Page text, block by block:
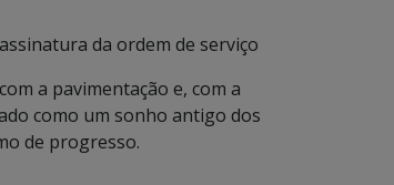
da ordem de serviço
a pavimentação e, com a
como um sonho antigo dos
de progresso.